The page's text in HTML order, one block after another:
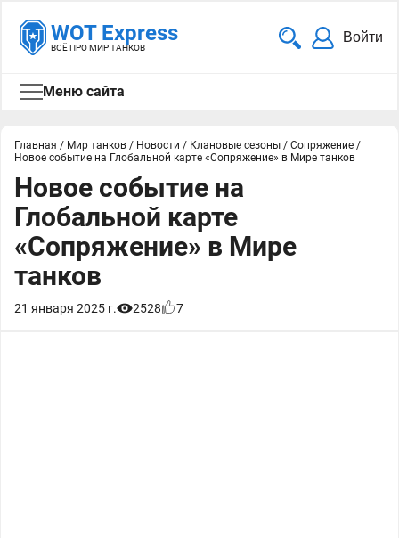
WOT Express
ВСЁ ПРО МИР ТАНКОВ
Войти
Меню сайта
Главная / Мир танков / Новости / Клановые сезоны / Сопряжение /
Новое событие на Глобальной карте «Сопряжение» в Мире танков
Новое событие на
Глобальной карте
«Сопряжение» в Мире
танков
21 января 2025 г. 2528 7